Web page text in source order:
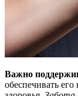
Важно
обеспечивать